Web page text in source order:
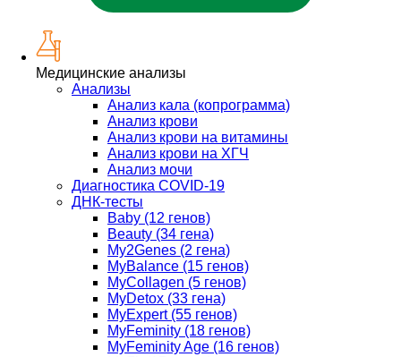
Медицинские анализы
Анализы
Анализ кала (копрограмма)
Анализ крови
Анализ крови на витамины
Анализ крови на ХГЧ
Анализ мочи
Диагностика COVID-19
ДНК-тесты
Baby (12 генов)
Beauty (34 гена)
My2Genes (2 гена)
MyBalance (15 генов)
MyCollagen (5 генов)
MyDetox (33 гена)
MyExpert (55 генов)
MyFeminity (18 генов)
MyFeminity Age (16 генов)